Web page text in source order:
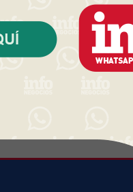
Carrasco vs. barrios privados:
qué se puede comprar por unos
US$ 600.000 en el mercado
inmobiliario premium
Starbucks Japón y la cápsula